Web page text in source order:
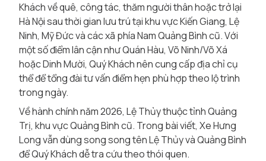
Khách về quê, công tác, thăm người thân hoặc trở lại
Hà Nội sau thời gian lưu trú tại khu vực Kiến Giang, Lệ
Ninh, Mỹ Đức và các xã phía Nam Quảng Bình cũ. Với
một số điểm lân cận như Quán Hàu, Võ Ninh/Võ Xá
hoặc Dinh Mười, Quý Khách nên cung cấp địa chỉ cụ
thể để tổng đài tư vấn điểm hẹn phù hợp theo lộ trình
trong ngày.
Về hành chính năm 2026, Lệ Thủy thuộc tỉnh Quảng
Trị, khu vực Quảng Bình cũ. Trong bài viết, Xe Hưng
Long vẫn dùng song song tên Lệ Thủy và Quảng Bình
để Quý Khách dễ tra cứu theo thói quen.